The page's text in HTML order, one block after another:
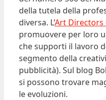
della tutela della
diversa. L’Art Directors
promuovere per loro
che supporti il lavoro
segmento della
pubblicità). Sul blog
si possono trovare
le evoluzioni.